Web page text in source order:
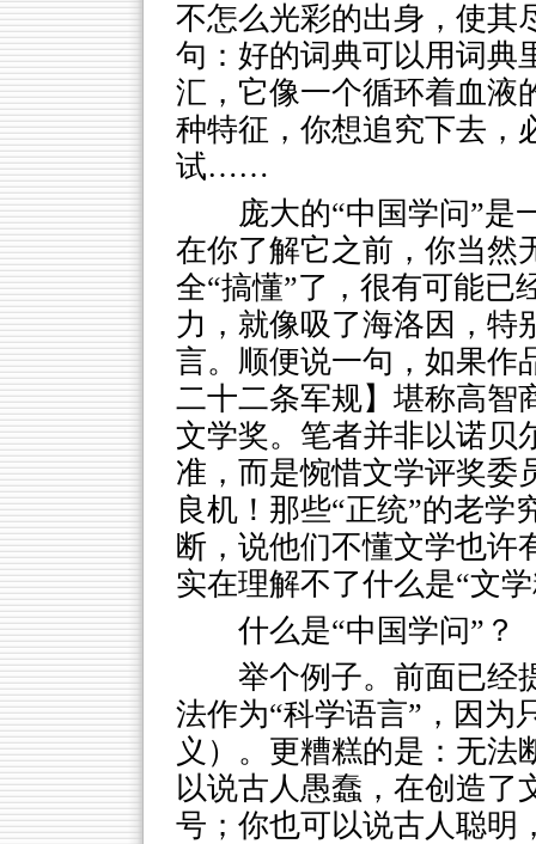
不怎么光彩的出身，使
句：好的词典可以用词典
汇，它像一个循环着血液
种特征，你想追究下去，
试……
庞大的“中国学问”是
在你了解它之前，你当然
全“搞懂”了，很有可能已
力，就像吸了海洛因，特
言。顺便说一句，如果作
二十二条军规】堪称高智
文学奖。笔者并非以诺贝
准，而是惋惜文学评奖委
良机！那些“正统”的老学
断，说他们不懂文学也许
实在理解不了什么是“文
什么是“中国学问”？
举个例子。前面已经
法作为“科学语言”，因为
义）。更糟糕的是：无法
以说古人愚蠢，在创造了
号；你也可以说古人聪明